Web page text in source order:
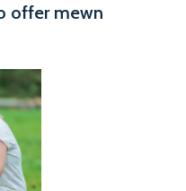
offer mewn